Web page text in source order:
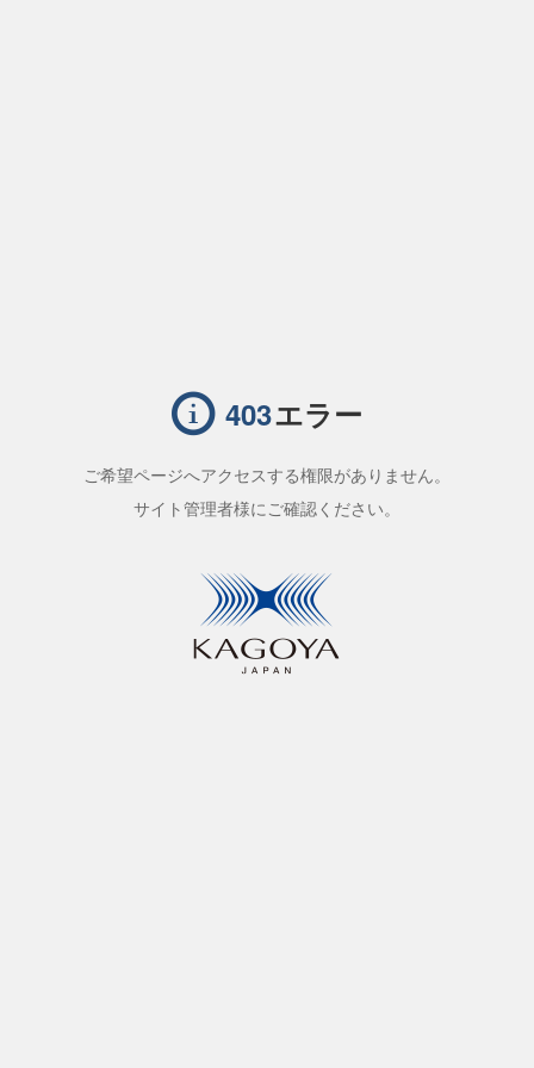
403エラー
ご希望ページへアクセスする権限がありません。
サイト管理者様にご確認ください。